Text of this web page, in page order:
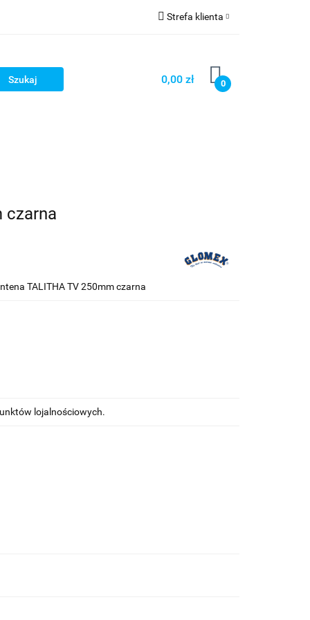
Strefa klienta
Zarejestruj się
Dodaj zgłoszenie
0,00 zł 0
czarna
TALITHA TV 250mm czarna
lojalnościowych.